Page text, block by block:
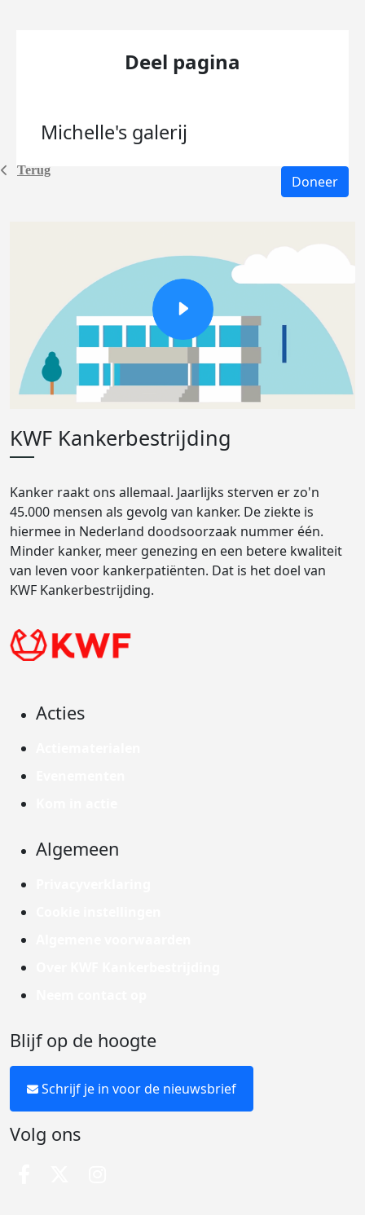
Terug
Deel pagina
Michelle's galerij
Doneer
KWF Kankerbestrijding
Kanker raakt ons allemaal. Jaarlijks sterven er zo'n
45.000 mensen als gevolg van kanker. De ziekte is
hiermee in Nederland doodsoorzaak nummer één.
Minder kanker, meer genezing en een betere kwaliteit
van leven voor kankerpatiënten. Dat is het doel van
KWF Kankerbestrijding.
Acties
Algemeen
Blijf op de hoogte
Schrijf je in voor de nieuwsbrief
Volg ons